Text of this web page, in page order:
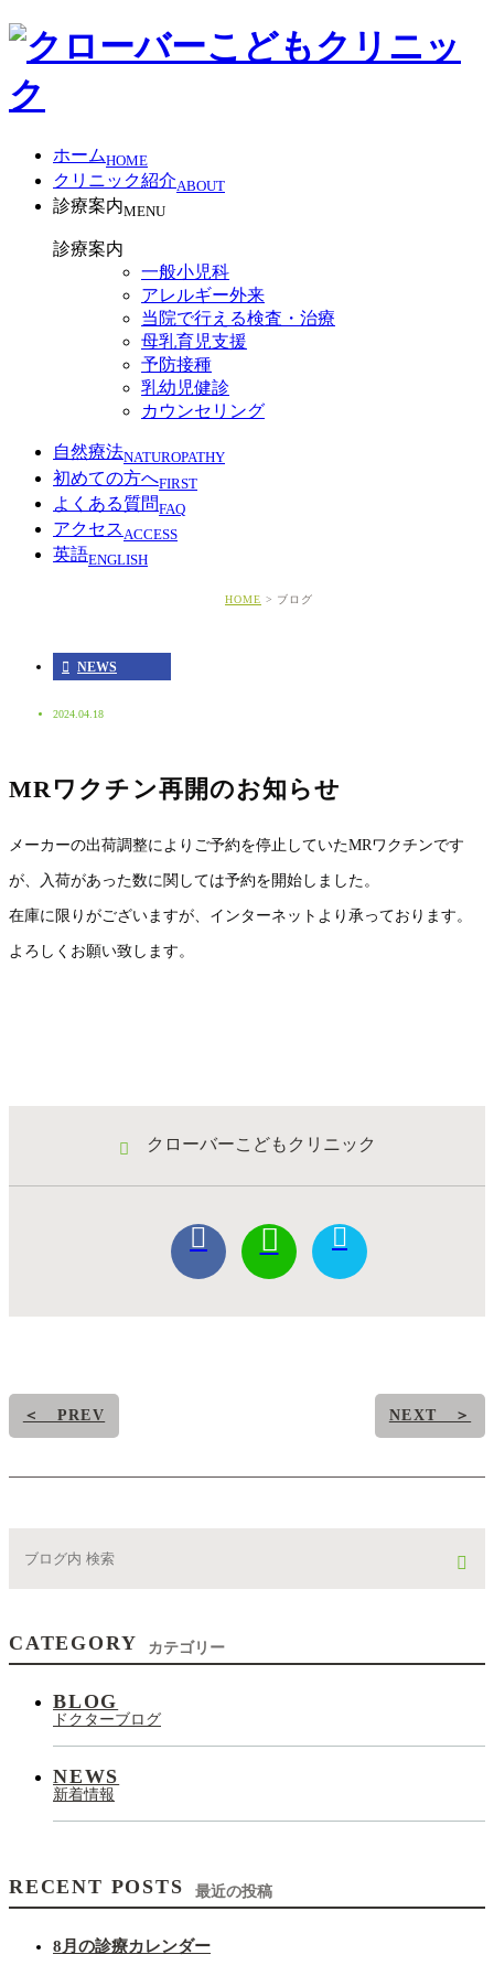
ホームHOME
クリニック紹介ABOUT
診療案内MENU
診療案内
一般小児科
アレルギー外来
当院で行える検査・治療
母乳育児支援
予防接種
乳幼児健診
カウンセリング
自然療法NATUROPATHY
初めての方へFIRST
よくある質問FAQ
アクセスACCESS
英語ENGLISH
HOME ブログ
NEWS
2024.04.18
MRワクチン再開のお知らせ
メーカーの出荷調整によりご予約を停止していたMRワクチンです
が、入荷があった数に関しては予約を開始しました。
在庫に限りがございますが、 インターネットより承っております。
よろしくお願い致します。
クローバーこどもクリニック
＜ PREV NEXT ＞
CATEGORY カテゴリー
BLOG
ドクターブログ
NEWS
新着情報
RECENT POSTS 最近の投稿
8月の診療カレンダー